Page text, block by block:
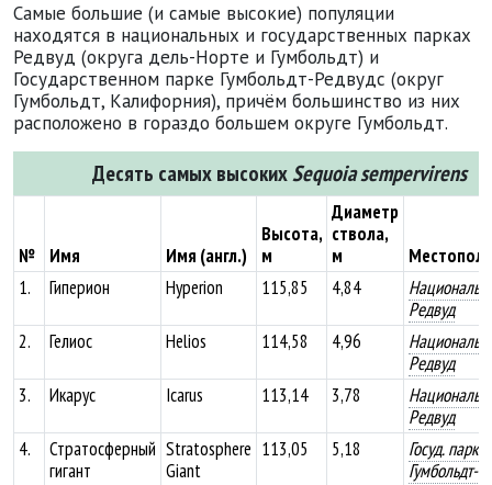
Самые большие (и самые высокие) популяции
находятся в национальных и государственных парках
Редвуд (округа дель-Норте и Гумбольдт) и
Государственном парке Гумбольдт-Редвудс (округ
Гумбольдт, Калифорния), причём большинство из них
расположено в гораздо большем округе Гумбольдт.
Десять самых высокихSequoia sempervirens
№ Имя Имя (англ.)
Высота,
м
Диаметр
ствола,
м
1.
Гиперион Hyperion 115,85 4,84
Редвуд
2.
Гелиос Helios 114,58 4,96
Редвуд
3.
Икарус Icarus 113,14 3,78
Редвуд
4.
Стратосферный
гигант
Stratosphere
Giant
113,05 5,18
Госуд. парк
Гумбольдт-